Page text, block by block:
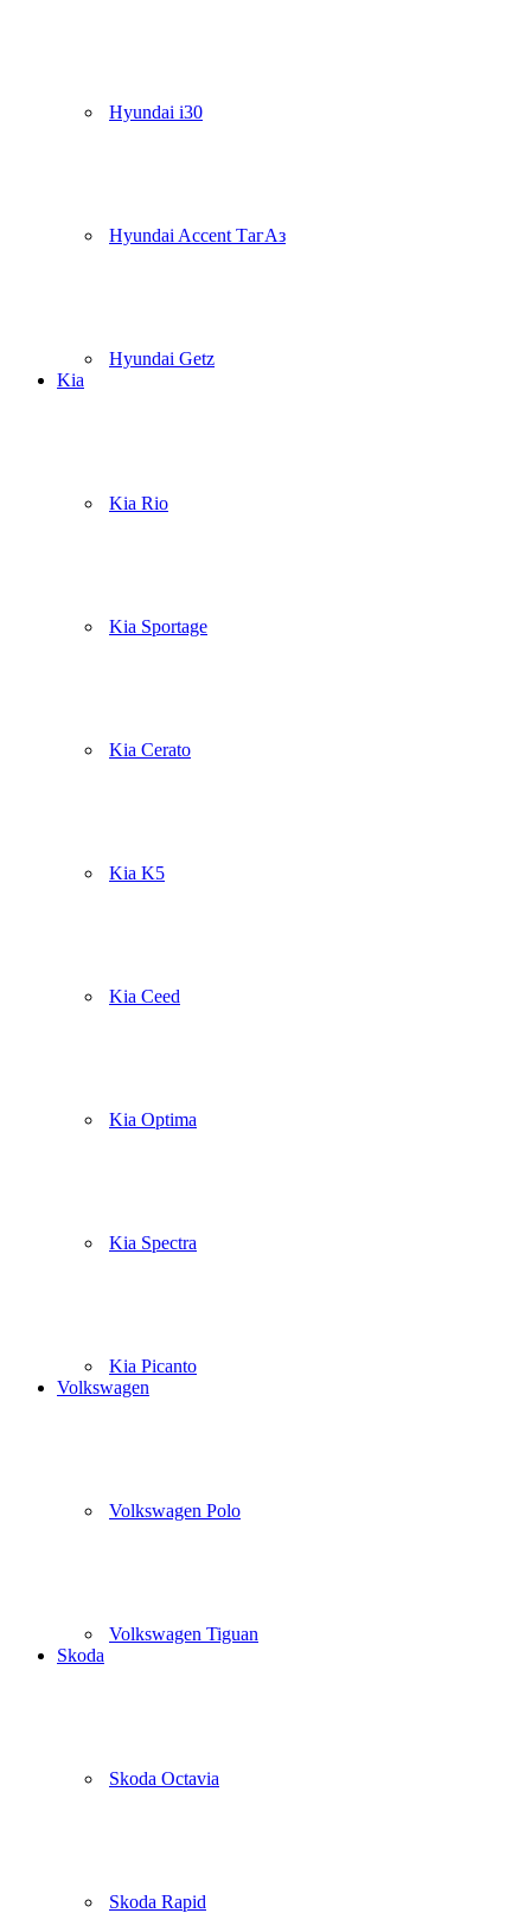
Hyundai i30
Hyundai Accent ТагАз
Hyundai Getz
Kia
Kia Rio
Kia Sportage
Kia Cerato
Kia K5
Kia Ceed
Kia Optima
Kia Spectra
Kia Picanto
Volkswagen
Volkswagen Polo
Volkswagen Tiguan
Skoda
Skoda Octavia
Skoda Rapid